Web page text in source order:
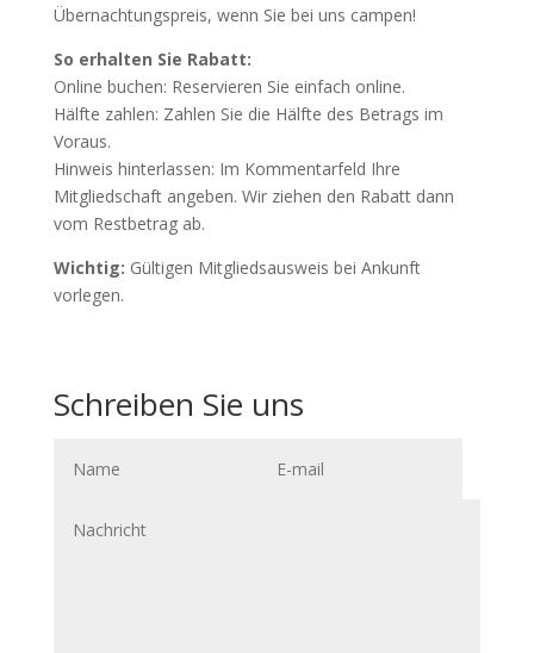
Übernachtungspreis, wenn Sie bei uns campen!
So erhalten Sie Rabatt:
Online buchen: Reservieren Sie einfach online.
Hälfte zahlen: Zahlen Sie die Hälfte des Betrags im
Voraus.
Hinweis hinterlassen: Im Kommentarfeld Ihre
Mitgliedschaft angeben. Wir ziehen den Rabatt dann
vom Restbetrag ab.
Wichtig: Gültigen Mitgliedsausweis bei Ankunft
vorlegen.
Schreiben Sie uns